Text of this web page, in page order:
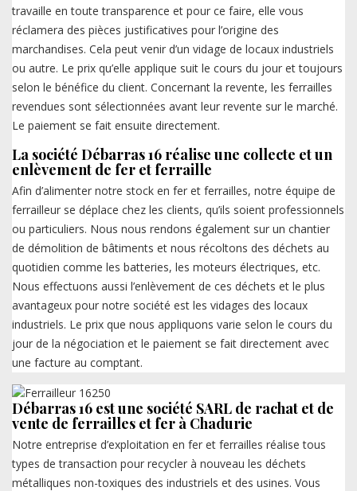
travaille en toute transparence et pour ce faire, elle vous
réclamera des pièces justificatives pour l’origine des
marchandises. Cela peut venir d’un vidage de locaux industriels
ou autre. Le prix qu’elle applique suit le cours du jour et toujours
selon le bénéfice du client. Concernant la revente, les ferrailles
revendues sont sélectionnées avant leur revente sur le marché.
Le paiement se fait ensuite directement.
La société Débarras 16 réalise une collecte et un
enlèvement de fer et ferraille
Afin d’alimenter notre stock en fer et ferrailles, notre équipe de
ferrailleur se déplace chez les clients, qu’ils soient professionnels
ou particuliers. Nous nous rendons également sur un chantier
de démolition de bâtiments et nous récoltons des déchets au
quotidien comme les batteries, les moteurs électriques, etc.
Nous effectuons aussi l’enlèvement de ces déchets et le plus
avantageux pour notre société est les vidages des locaux
industriels. Le prix que nous appliquons varie selon le cours du
jour de la négociation et le paiement se fait directement avec
une facture au comptant.
Débarras 16 est une société SARL de rachat et de
vente de ferrailles et fer à Chadurie
Notre entreprise d’exploitation en fer et ferrailles réalise tous
types de transaction pour recycler à nouveau les déchets
métalliques non-toxiques des industriels et des usines. Vous